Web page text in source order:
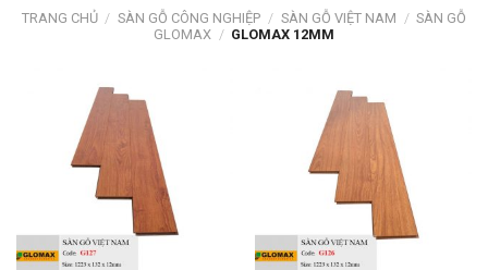
TRANG CHỦ / SÀN GỖ CÔNG NGHIỆP / SÀN GỖ VIỆT NAM / SÀN GỖ
GLOMAX / GLOMAX 12MM